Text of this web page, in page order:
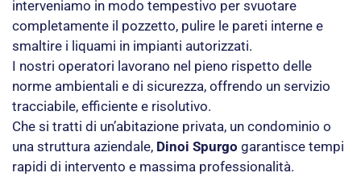
interveniamo in modo tempestivo per svuotare
completamente il pozzetto, pulire le pareti interne e
smaltire i liquami in impianti autorizzati.
I nostri operatori lavorano nel pieno rispetto delle
norme ambientali e di sicurezza, offrendo un servizio
tracciabile, efficiente e risolutivo.
Che si tratti di un’abitazione privata, un condominio o
una struttura aziendale, Dinoi Spurgo garantisce tempi
rapidi di intervento e massima professionalità.